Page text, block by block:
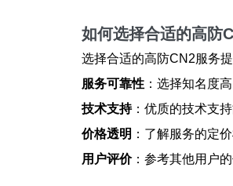
如何选择合适的高防
选择合适的高防CN2服务
服务可靠性 ：选择知名度
技术支持：优质的技术支
价格透明 ：了解服务的定
用户评价：参考其他用户